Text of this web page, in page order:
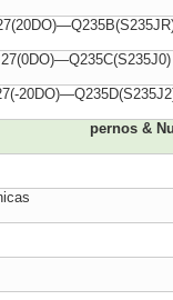
27(0DO)—Q235C(S235J0)
pernos &